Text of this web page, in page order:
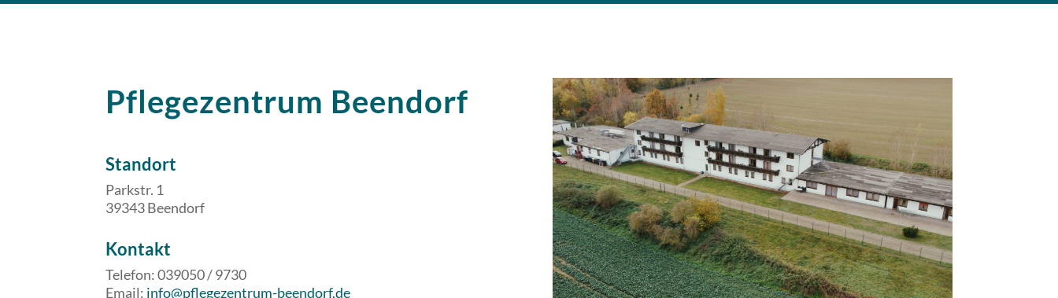
Pflegezentrum Beendorf
Standort
Parkstr. 1
39343 Beendorf
​​Kontakt
Telefon: 039050 / 9730
Email: info@pflegezentrum-beendorf.de